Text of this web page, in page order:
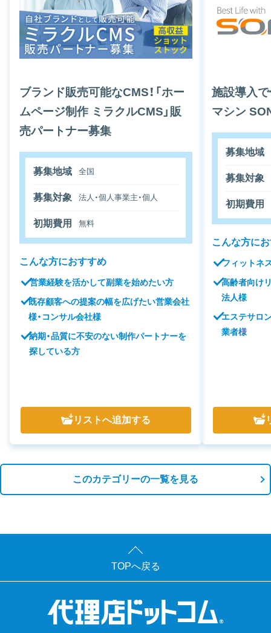
ブランド販売可能なCMS！「ホー
ムページ制作 ミラクルCMS」販
売パートナー募集
募集地域 全国
募集対象 法人・個人事業主・個人
初期費用 無料
こんな方におすすめ
営業経験を活かして副業を始めたい方
既存顧客への提案の幅を広げたい営業会社
様・コンサル会社様
納期・品質に不安のない制作パートナーを
探している方
リストへ追加する
施設導入で
マシン
募集地域
募集対象
初期費用
こんな方に
フィットネ
高齢者向け
法人様
エステサロ
業者様
このカテゴリーの一覧を見る
TOPへ戻る